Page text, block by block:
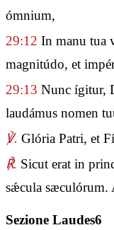
ómnium,
29:12 In manu tua
magnitúdo, et
29:13 Nunc ígitur,
laudámus nomen
℣. Glória Patri, et
℟. Sicut erat in
sǽcula sæculórum.
Sezione Laudes6